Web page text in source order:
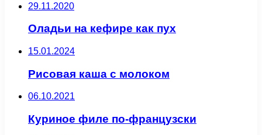
29.11.2020
Оладьи на кефире как пух
15.01.2024
Рисовая каша с молоком
06.10.2021
Куриное филе по-французски